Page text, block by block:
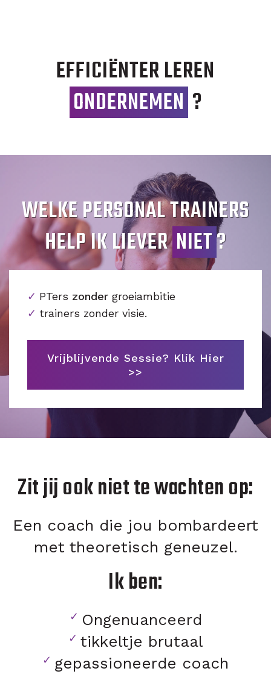
EFFICIËNTER LEREN
ONDERNEMEN ?
WELKE PERSONAL TRAINERS
HELP IK LIEVERNIET?
PTers zonder groeiambitie
trainers zonder visie.
Vrijblijvende Sessie? Klik Hier
>>
Zit jij ook niet te wachten op:
Een coach die jou bombardeert
met theoretisch geneuzel.
Ik ben:
Ongenuanceerd
tikkeltje brutaal
gepassioneerde coach